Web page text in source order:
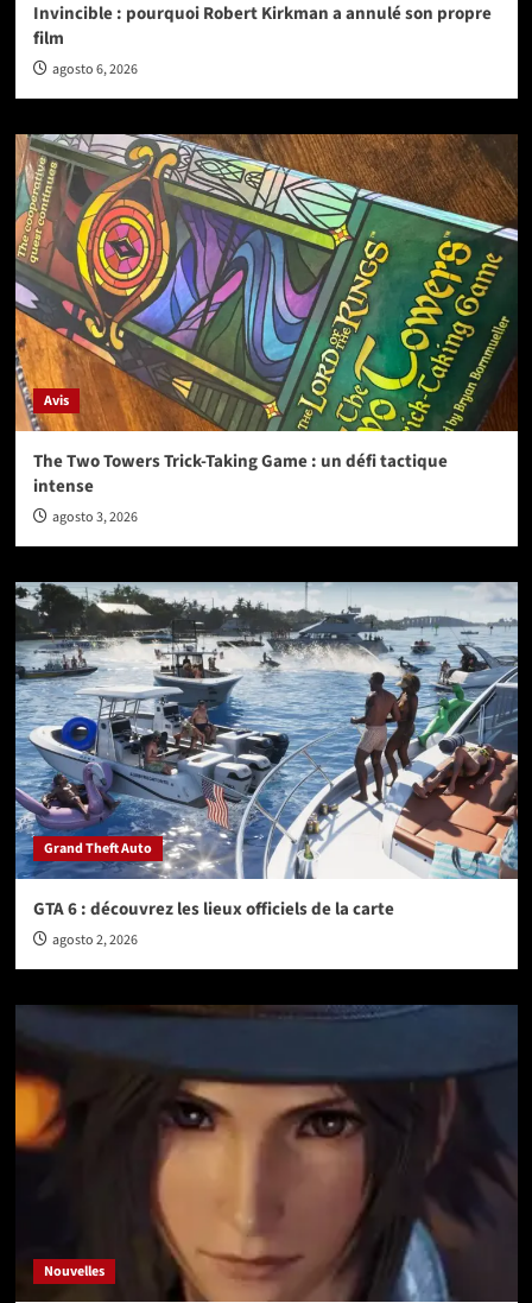
Invincible : pourquoi Robert Kirkman a annulé son propre
film
agosto 6, 2026
Avis
The Two Towers Trick-Taking Game : un défi tactique
intense
agosto 3, 2026
Grand Theft Auto
GTA 6 : découvrez les lieux officiels de la carte
agosto 2, 2026
Nouvelles